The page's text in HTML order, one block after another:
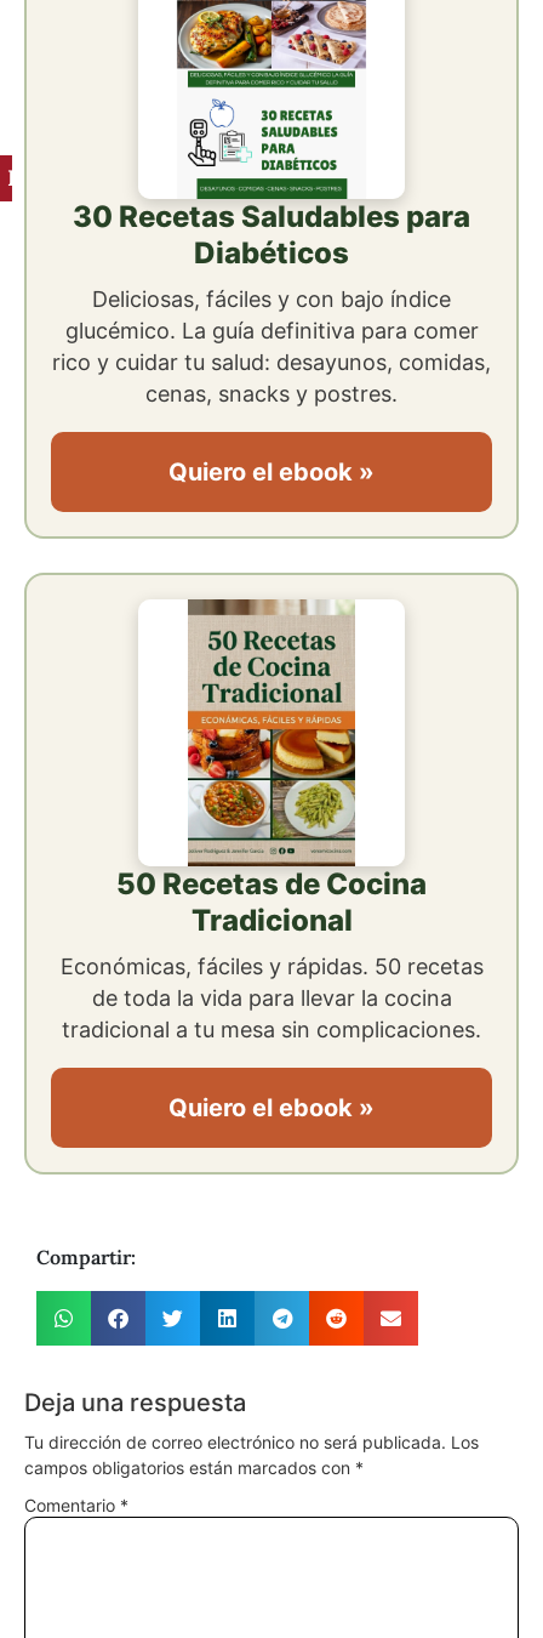
Ingredientes
30 Recetas Saludables para
Diabéticos
Deliciosas, fáciles y con bajo índice
glucémico. La guía definitiva para comer
rico y cuidar tu salud: desayunos, comidas,
cenas, snacks y postres.
Quiero el ebook »
50 Recetas de Cocina
Tradicional
Económicas, fáciles y rápidas. 50 recetas
de toda la vida para llevar la cocina
tradicional a tu mesa sin complicaciones.
Quiero el ebook »
Compartir:
Deja una respuesta
Tu dirección de correo electrónico no será publicada. Los
campos obligatorios están marcados con *
Comentario *